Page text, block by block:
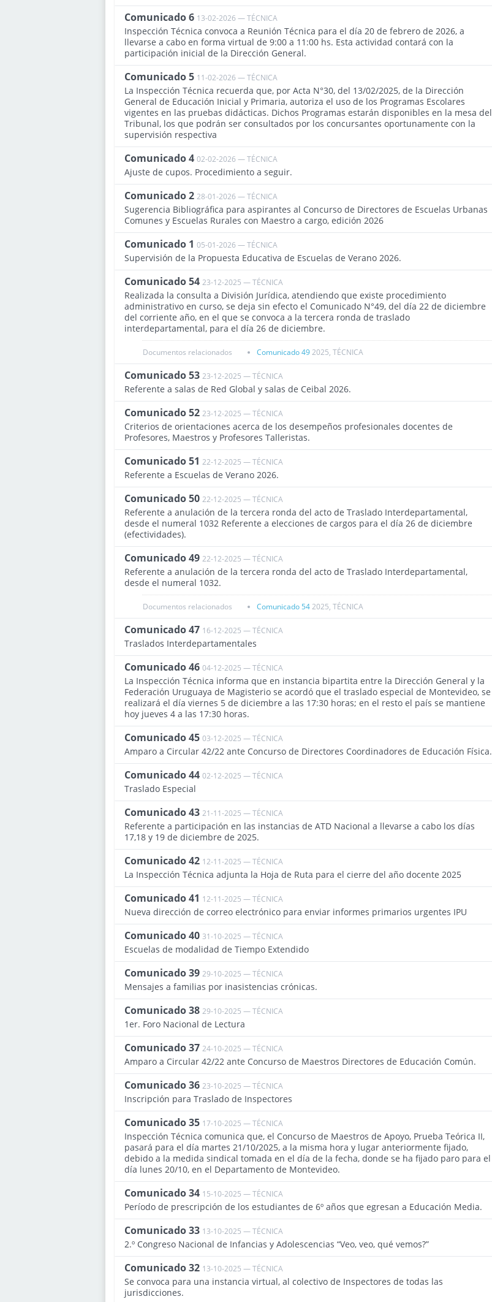
Comunicado 6 13-02-2026 — TÉCNICA
Inspección Técnica convoca a Reunión Técnica para el día 20 de febrero de 2026, a
llevarse a cabo en forma virtual de 9:00 a 11:00 hs. Esta actividad contará con la
participación inicial de la Dirección General.
Comunicado 5 11-02-2026 — TÉCNICA
La Inspección Técnica recuerda que, por Acta N°30, del 13/02/2025, de la Dirección
General de Educación Inicial y Primaria, autoriza el uso de los Programas Escolares
vigentes en las pruebas didácticas. Dichos Programas estarán disponibles en la mesa del
Tribunal, los que podrán ser consultados por los concursantes oportunamente con la
supervisión respectiva
Comunicado 4 02-02-2026 — TÉCNICA
Ajuste de cupos. Procedimiento a seguir.
Comunicado 2 28-01-2026 — TÉCNICA
Sugerencia Bibliográfica para aspirantes al Concurso de Directores de Escuelas Urbanas
Comunes y Escuelas Rurales con Maestro a cargo, edición 2026
Comunicado 1 05-01-2026 — TÉCNICA
Supervisión de la Propuesta Educativa de Escuelas de Verano 2026.
Comunicado 54 23-12-2025 — TÉCNICA
Realizada la consulta a División Jurídica, atendiendo que existe procedimiento
administrativo en curso, se deja sin efecto el Comunicado N°49, del día 22 de diciembre
del corriente año, en el que se convoca a la tercera ronda de traslado
interdepartamental, para el día 26 de diciembre.
Documentos relacionados Comunicado 492025, TÉCNICA
Comunicado 53 23-12-2025 — TÉCNICA
Referente a salas de Red Global y salas de Ceibal 2026.
Comunicado 52 23-12-2025 — TÉCNICA
Criterios de orientaciones acerca de los desempeños profesionales docentes de
Profesores, Maestros y Profesores Talleristas.
Comunicado 51 22-12-2025 — TÉCNICA
Referente a Escuelas de Verano 2026.
Comunicado 50 22-12-2025 — TÉCNICA
Referente a anulación de la tercera ronda del acto de Traslado Interdepartamental,
desde el numeral 1032 Referente a elecciones de cargos para el día 26 de diciembre
(efectividades).
Comunicado 49 22-12-2025 — TÉCNICA
Referente a anulación de la tercera ronda del acto de Traslado Interdepartamental,
desde el numeral 1032.
Documentos relacionados Comunicado 542025, TÉCNICA
Comunicado 47 16-12-2025 — TÉCNICA
Traslados Interdepartamentales
Comunicado 46 04-12-2025 — TÉCNICA
La Inspección Técnica informa que en instancia bipartita entre la Dirección General y la
Federación Uruguaya de Magisterio se acordó que el traslado especial de Montevideo, se
realizará el día viernes 5 de diciembre a las 17:30 horas; en el resto el país se mantiene
hoy jueves 4 a las 17:30 horas.
Comunicado 45 03-12-2025 — TÉCNICA
Amparo a Circular 42/22 ante Concurso de Directores Coordinadores de Educación Física.
Comunicado 44 02-12-2025 — TÉCNICA
Traslado Especial
Comunicado 43 21-11-2025 — TÉCNICA
Referente a participación en las instancias de ATD Nacional a llevarse a cabo los días
17,18 y 19 de diciembre de 2025.
Comunicado 42 12-11-2025 — TÉCNICA
La Inspección Técnica adjunta la Hoja de Ruta para el cierre del año docente 2025
Comunicado 41 12-11-2025 — TÉCNICA
Nueva dirección de correo electrónico para enviar informes primarios urgentes IPU
Comunicado 40 31-10-2025 — TÉCNICA
Escuelas de modalidad de Tiempo Extendido
Comunicado 39 29-10-2025 — TÉCNICA
Mensajes a familias por inasistencias crónicas.
Comunicado 38 29-10-2025 — TÉCNICA
1er. Foro Nacional de Lectura
Comunicado 37 24-10-2025 — TÉCNICA
Amparo a Circular 42/22 ante Concurso de Maestros Directores de Educación Común.
Comunicado 36 23-10-2025 — TÉCNICA
Inscripción para Traslado de Inspectores
Comunicado 35 17-10-2025 — TÉCNICA
Inspección Técnica comunica que, el Concurso de Maestros de Apoyo, Prueba Teórica II,
pasará para el día martes 21/10/2025, a la misma hora y lugar anteriormente fijado,
debido a la medida sindical tomada en el día de la fecha, donde se ha fijado paro para el
día lunes 20/10, en el Departamento de Montevideo.
Comunicado 34 15-10-2025 — TÉCNICA
Período de prescripción de los estudiantes de 6º años que egresan a Educación Media.
Comunicado 33 13-10-2025 — TÉCNICA
2.º Congreso Nacional de Infancias y Adolescencias “Veo, veo, qué vemos?”
Comunicado 32 13-10-2025 — TÉCNICA
Se convoca para una instancia virtual, al colectivo de Inspectores de todas las
jurisdicciones.